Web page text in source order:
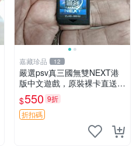
嘉藏珍品 12
嚴選psv真三國無雙NEXT港
版中文遊戲，原裝裸卡直送
真三國無雙 游戲 psv 港版
$550 9折
折扣碼